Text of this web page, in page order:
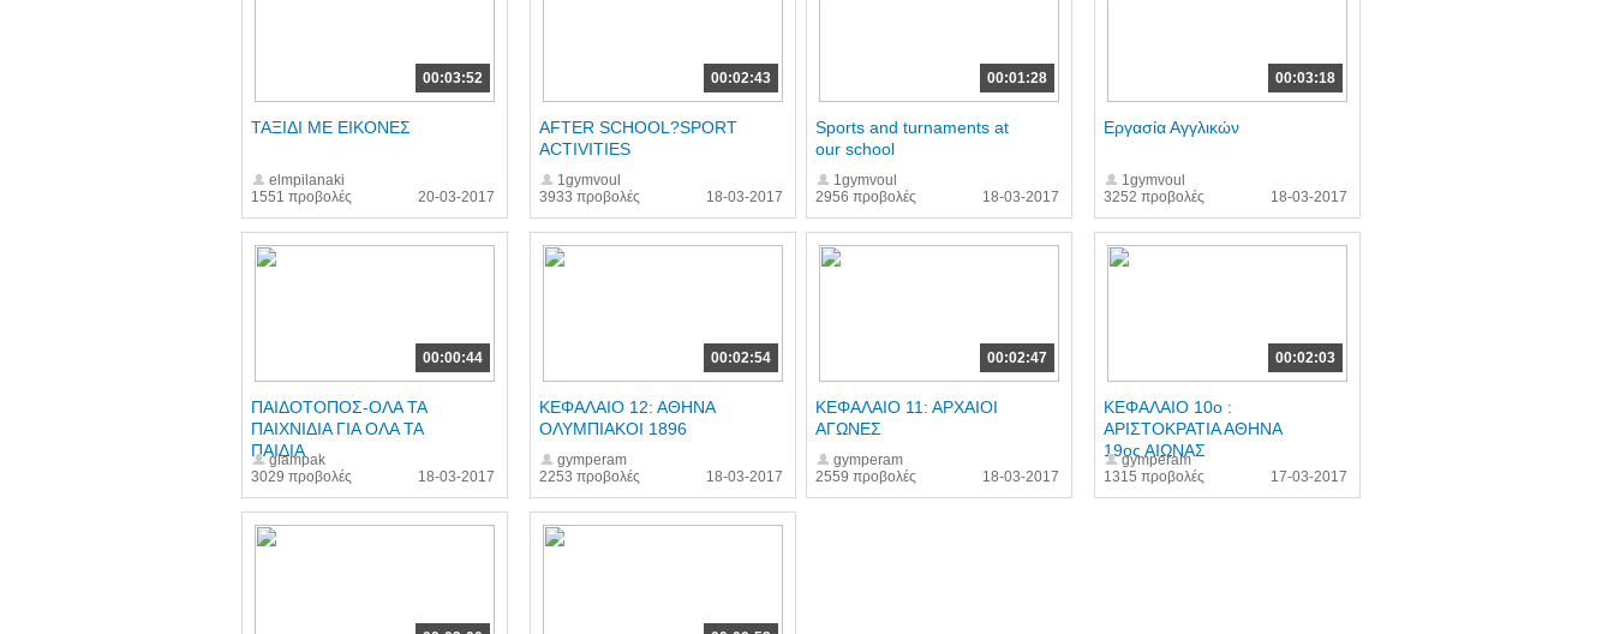
00:03:52
1551 προβολές
ΤΑΞΙΔΙ ΜΕ ΕΙΚΟΝΕΣ
elmpilanaki
20-03-2017
00:02:43
3933 προβολές
AFTER SCHOOL?SPORT
ACTIVITIES
1gymvoul
18-03-2017
00:01:28
2956 προβολές
Sports and turnaments at
our school
1gymvoul
18-03-2017
00:03:18
3252 προβολές
Εργασία Αγγλικών
1gymvoul
18-03-2017
00:00:44
3029 προβολές
ΠΑΙΔΟΤΟΠΟΣ-ΟΛΑ ΤΑ
ΠΑΙΧΝΙΔΙΑ ΓΙΑ ΟΛΑ ΤΑ
ΠΑΙΔΙΑ
glampak
18-03-2017
00:02:54
2253 προβολές
ΚΕΦΑΛΑΙΟ 12: ΑΘΗΝΑ
ΟΛΥΜΠΙΑΚΟΙ 1896
gymperam
18-03-2017
00:02:47
2559 προβολές
ΚΕΦΑΛΑΙΟ 11: ΑΡΧΑΙΟΙ
ΑΓΩΝΕΣ
gymperam
18-03-2017
00:02:03
1315 προβολές
ΚΕΦΑΛΑΙΟ 10ο :
ΑΡΙΣΤΟΚΡΑΤΙΑ ΑΘΗΝΑ
19ος ΑΙΩΝΑΣ
gymperam
17-03-2017